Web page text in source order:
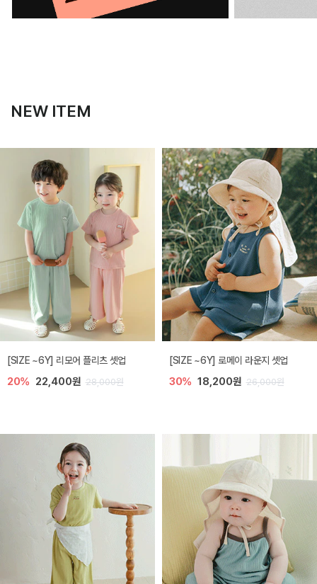
NEW ITEM
[SIZE ~6Y] 리모어 플리츠 셋업
20% 22,400원 28,000원
[SIZE ~6Y] 로메이 라운지 셋업
30% 18,200원 26,000원